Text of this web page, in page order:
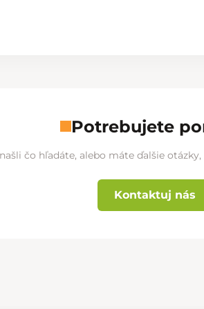
Potrebujete
čo hľadáte, alebo máte ďalšie
Kontaktuj nás